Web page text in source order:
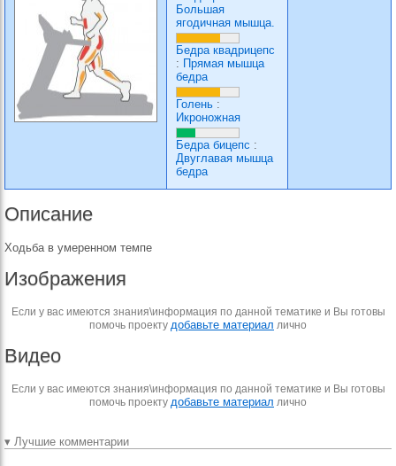
Большая
ягодичная мышца.
Бедра квадрицепс
: Прямая мышца
бедра
Голень :
Икроножная
Бедра бицепс :
Двуглавая мышца
бедра
Описание
Ходьба в умеренном темпе
Изображения
Если у вас имеются знания\информация по данной тематике и Вы готовы
помочь проекту добавьте материал лично
Видео
Если у вас имеются знания\информация по данной тематике и Вы готовы
помочь проекту добавьте материал лично
▾ Лучшие комментарии